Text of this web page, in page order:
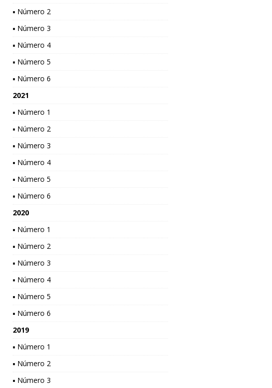
▪ Número 2
▪ Número 3
▪ Número 4
▪ Número 5
▪ Número 6
2021
▪ Número 1
▪ Número 2
▪ Número 3
▪ Número 4
▪ Número 5
▪ Número 6
2020
▪ Número 1
▪ Número 2
▪ Número 3
▪ Número 4
▪ Número 5
▪ Número 6
2019
▪ Número 1
▪ Número 2
▪ Número 3